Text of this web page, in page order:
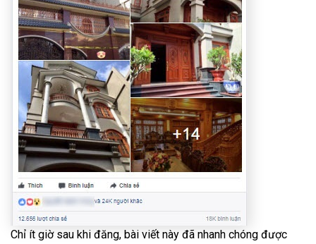
Chỉ ít giờ sau khi đăng, bài viết này đã nhanh chóng được